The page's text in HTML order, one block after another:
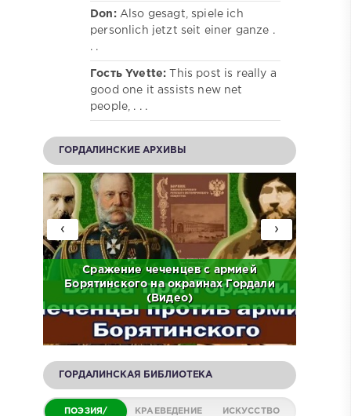
Don: Also gesagt, spiele ich
personlich jetzt seit einer ganze .
. .
Гость Yvette:
This post is really a
good one it assists new net
people, . . .
ГОРДАЛИНСКИЕ АРХИВЫ
Сражение чеченцев с армией
Борятинского на окраинах Гордали
(Видео)
›
‹
ГОРДАЛИНСКАЯ БИБЛИОТЕКА
ПОЭЗИЯ/ КРАЕВЕДЕНИЕ ИСКУССТВО